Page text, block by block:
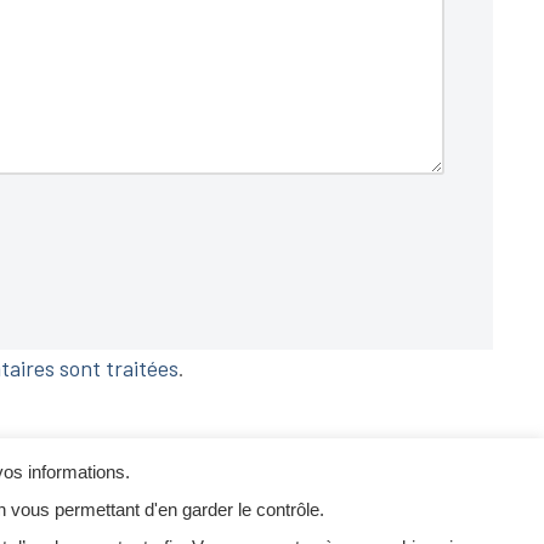
sont traitées.
informations.
permettant d'en garder le contrôle.